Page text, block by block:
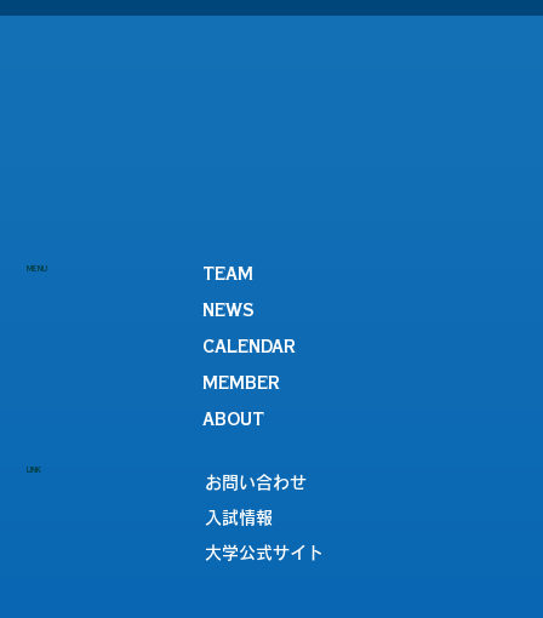
MENU
TEAM
NEWS
CALENDAR
MEMBER
ABOUT
LINK
お問い合わせ
入試情報
大学公式サイト